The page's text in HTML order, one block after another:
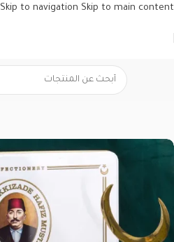
Skip to navigation Skip to main content
الحلويات التركية/البقلاوة التركية